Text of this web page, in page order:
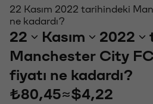
22 Kasım 2022 tarihindeki
ne kadardı?
22 Kasım 2022
Manchester City FC
fiyatı ne kadardı?
₺80,45≈$4,22